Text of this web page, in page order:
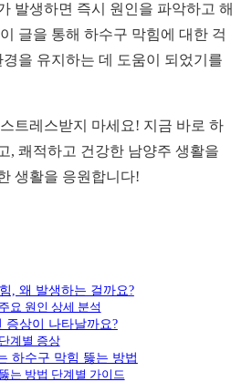
발생하면 즉시 원인을 파악하고 해
글을 통해 하수구 막힘에 대한 걱
을 유지하는 데 도움이 되었기를
트레스받지 마세요! 지금 바로 하
, 쾌적하고 건강한 남양주 생활을
생활을 응원합니다!
, 왜 발생하는 걸까요?
요 원인 상세 분석
증상이 나타날까요?
계별 증상
하수구 막힘 뚫는 방법
는 방법 단계별 가이드